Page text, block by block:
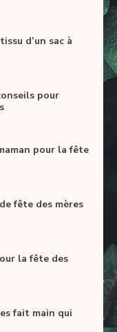
d’un sac à
pour
pour la fête
fête des mères
la fête des
fait main qui